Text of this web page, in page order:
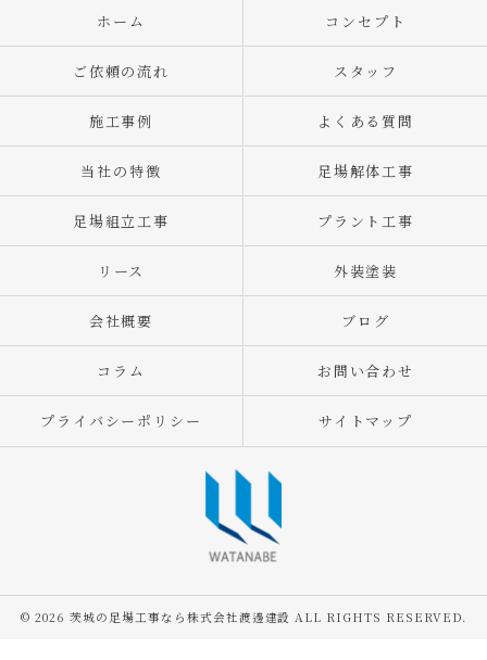
ホーム コンセプト
ご依頼の流れ スタッフ
施工事例 よくある質問
当社の特徴 足場解体工事
足場組立工事 プラント工事
リース 外装塗装
会社概要 ブログ
コラム お問い合わせ
プライバシーポリシー サイトマップ
© 2026 茨城の足場工事なら株式会社渡邊建設 ALL RIGHTS RESERVED.